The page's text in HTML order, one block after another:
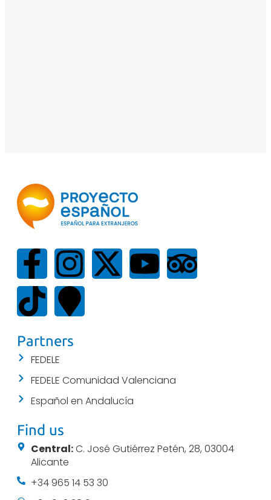
Partners
FEDELE
FEDELE Comunidad Valenciana
Español en Andalucía
Find us
Central:C. José Gutiérrez Petén, 28, 03004
Alicante
+34 965 14 53 30